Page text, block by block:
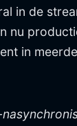
in de
nu
in